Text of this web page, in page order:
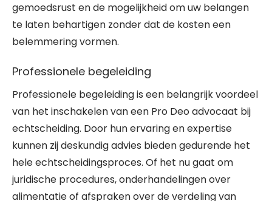
gemoedsrust en de mogelijkheid om uw belangen
te laten behartigen zonder dat de kosten een
belemmering vormen.
Professionele begeleiding
Professionele begeleiding is een belangrijk voordeel
van het inschakelen van een Pro Deo advocaat bij
echtscheiding. Door hun ervaring en expertise
kunnen zij deskundig advies bieden gedurende het
hele echtscheidingsproces. Of het nu gaat om
juridische procedures, onderhandelingen over
alimentatie of afspraken over de verdeling van